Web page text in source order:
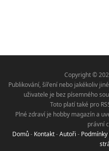
Copyright ©
Publikování, šíření nebo jakékoliv
uživatele je bez písemného
Toto platí také pro
Plné zdraví je hobby magazín a
právní
Domů- Kontakt-Autoři - Podmínky